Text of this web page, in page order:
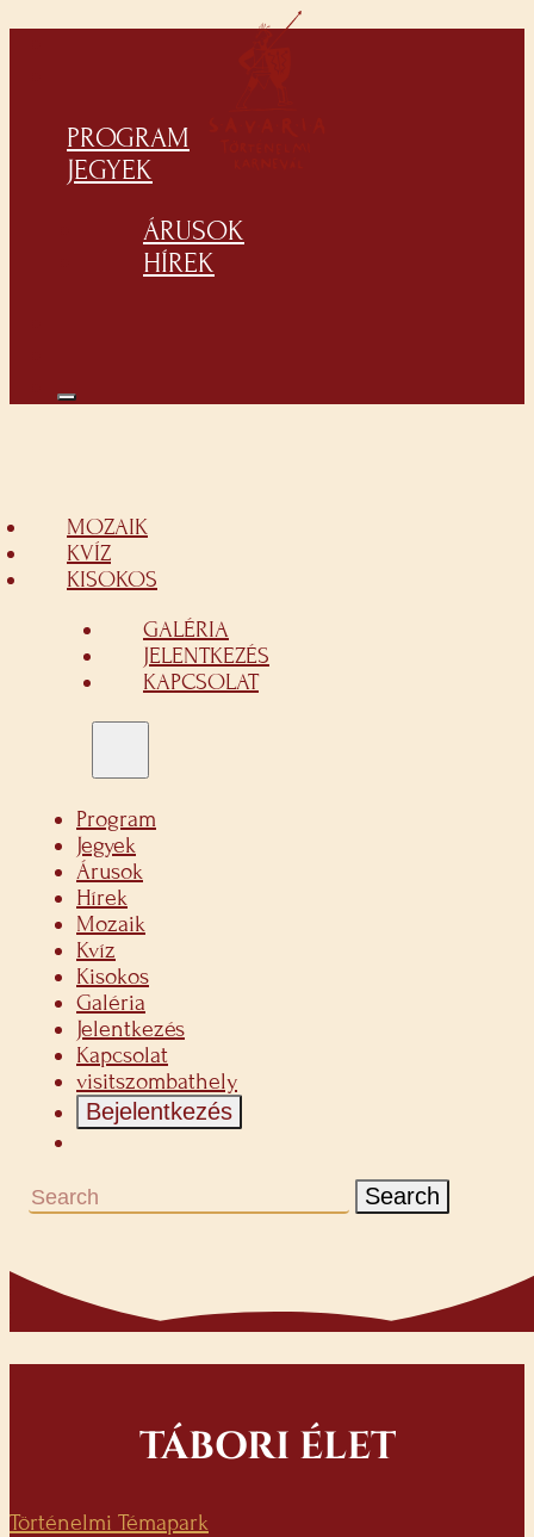
PROGRAM
JEGYEK
ÁRUSOK
HÍREK
MOZAIK
KVÍZ
KISOKOS
GALÉRIA
JELENTKEZÉS
KAPCSOLAT
Program
Jegyek
Árusok
Hírek
Mozaik
Kvíz
Kisokos
Galéria
Jelentkezés
Kapcsolat
visitszombathely
Bejelentkezés
Search
TÁBORI ÉLET
Történelmi Témapark